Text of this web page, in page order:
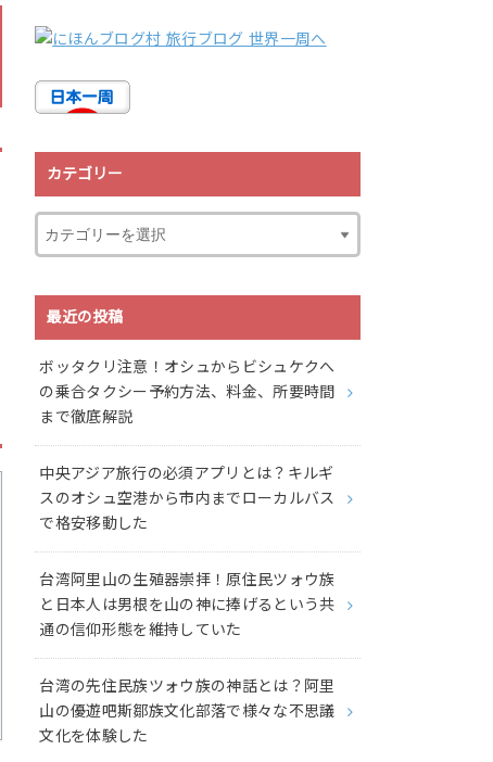
カテゴリー
最近の投稿
ボッタクリ注意！オシュからビシュケクへ
の乗合タクシー予約方法、料金、所要時間
まで徹底解説
中央アジア旅行の必須アプリとは？キルギ
スのオシュ空港から市内までローカルバス
で格安移動した
台湾阿里山の生殖器崇拝！原住民ツォウ族
と日本人は男根を山の神に捧げるという共
通の信仰形態を維持していた
台湾の先住民族ツォウ族の神話とは？阿里
山の優遊吧斯鄒族文化部落で様々な不思議
文化を体験した